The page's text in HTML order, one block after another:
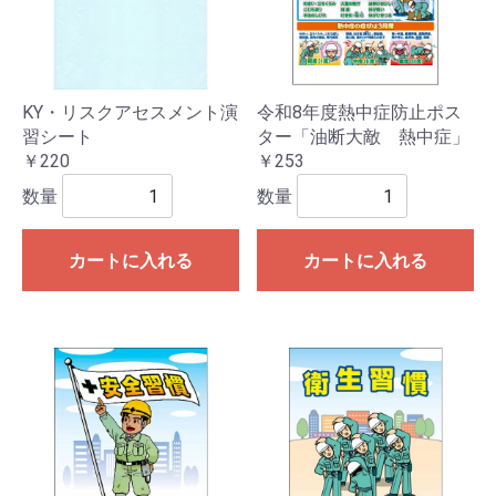
KY・リスクアセスメント演
習シート
￥220
数量
カートに入れる
令和8年度熱中症防止ポス
ター「油断大敵 熱中症」
￥253
数量
カートに入れる